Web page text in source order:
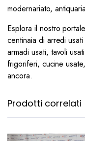
modernariato,
Esplora il nostro portale
centinaia di arredi
armadi usati, tavoli
frigoriferi, cucine
ancora.
Prodotti correlati